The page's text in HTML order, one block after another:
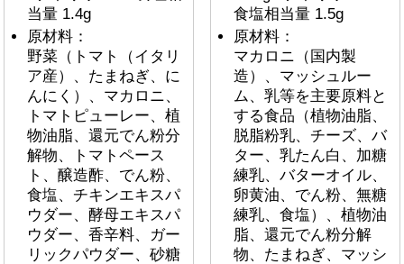
当量 1.4g
原材料：
野菜（トマト（イタリ
ア産）、たまねぎ、に
んにく）、マカロニ、
トマトピューレー、植
物油脂、還元でん粉分
解物、トマトペース
ト、醸造酢、でん粉、
食塩、チキンエキスパ
ウダー、酵母エキスパ
ウダー、香辛料、ガー
リックパウダー、砂糖
食塩相当量 1.5g
原材料：
マカロニ（国内製
造）、マッシュルー
ム、乳等を主要原料と
する食品（植物油脂、
脱脂粉乳、チーズ、バ
ター、乳たん白、加糖
練乳、バターオイル、
卵黄油、でん粉、無糖
練乳、食塩）、植物油
脂、還元でん粉分解
物、たまねぎ、マッシ